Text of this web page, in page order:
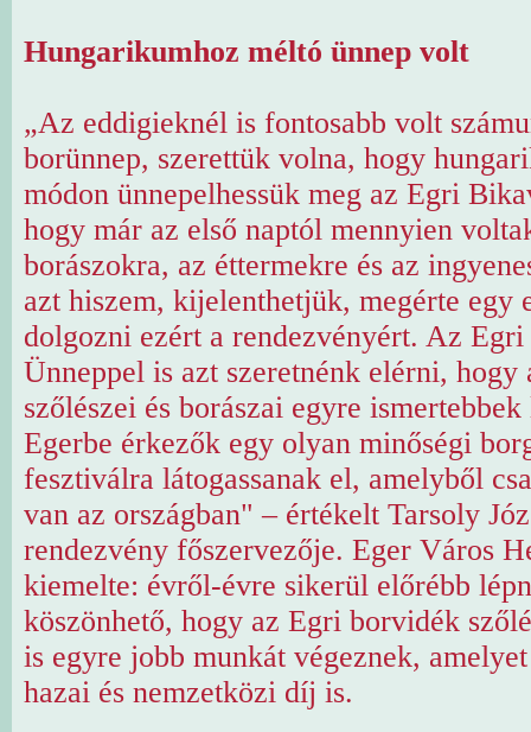
Hungarikumhoz méltó ünnep volt
„Az eddigieknél is fontosabb volt
borünnep, szerettük volna, hogy
módon ünnepelhessük meg az Egri
hogy már az első naptól mennyien
borászokra, az éttermekre és az
azt hiszem, kijelenthetjük, megérte egy
dolgozni ezért a rendezvényért. Az
Ünneppel is azt szeretnénk elérni, hogy
szőlészei és borászai egyre
Egerbe érkezők egy olyan minőségi
fesztiválra látogassanak el, amelyből
van az országban" – értékelt Tarsoly
rendezvény főszervezője. Eger Város
kiemelte: évről-évre sikerül előrébb
köszönhető, hogy az Egri borvidék
is egyre jobb munkát végeznek,
hazai és nemzetközi díj is.